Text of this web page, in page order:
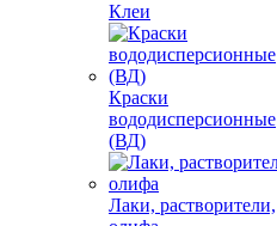
Клеи
Краски
вододисперсионные
(ВД)
Лаки, растворители,